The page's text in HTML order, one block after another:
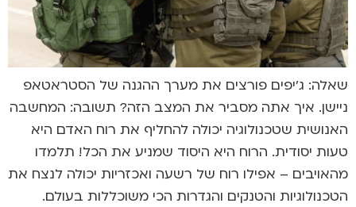
שאלה: ג'יפים פורצים את מערך ההגנה של הסטראטאפ
ניישן. איך אתה מסביר את המצב הזה? תשובה: המחשבה
האנושית שטכנולוגיה יכולה להחליף את רוח האדם היא
טעות יסודית. הרוח היא היסוד שמניע את הכל! תלמדו
מהאויבים – אפילו רוח של רשעה ואכזריות יכולה לנצח את
הטכנולוגיות והטנקים והגדרות הכי משוכללות בעולם.